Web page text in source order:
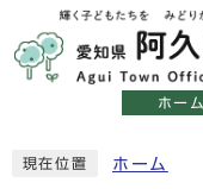
ホーム
現在位置 ホーム